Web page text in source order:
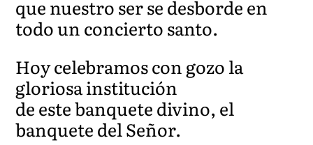
que nuestro ser se desborde en
todo un concierto santo.
Hoy celebramos con gozo la
gloriosa institución
de este banquete divino, el
banquete del Señor.